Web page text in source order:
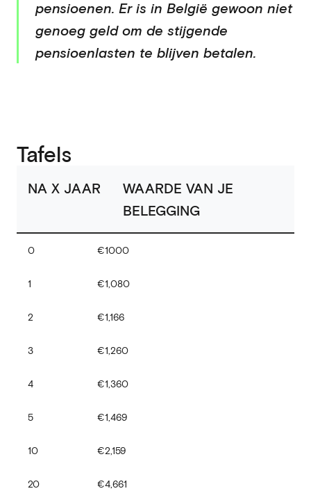
pensioenen. Er is in België gewoon niet
genoeg geld om de stijgende
pensioenlasten te blijven betalen.
Tafels
NA X JAAR
WAARDE VAN JE
BELEGGING
0 €1000
1 €1,080
2 €1,166
3 €1,260
4 €1,360
5 €1,469
10 €2,159
20 €4,661